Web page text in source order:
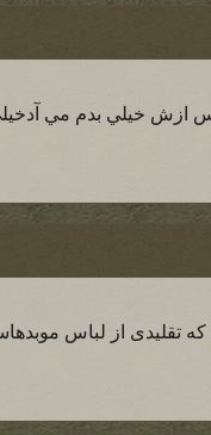
ازش خيلي بدم مي
تقليدی از لباس